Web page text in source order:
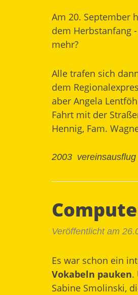
Am 20. September
dem Herbstanfang
mehr?
Alle trafen sich
dem
aber Angela
Fahrt mit der
Hennig, Fam.
2003 vereinsausflug
Veröffentlicht am
Es war schon ein
Vokabeln pauken.
Sabine Smolinski,